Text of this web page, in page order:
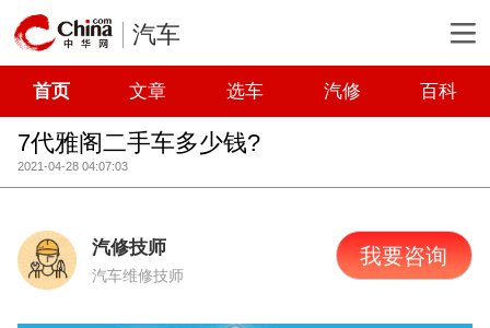
汽车
首页 文章 选车 汽修 百科
7代雅阁二手车多少钱?
2021-04-28 04:07:03
汽修技师
汽车维修技师
我要咨询